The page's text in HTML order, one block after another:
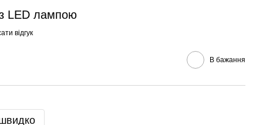
LED лампою
відгук
В бажання